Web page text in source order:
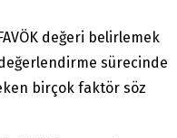
değeri belirlemek
sürecinde
birçok faktör söz